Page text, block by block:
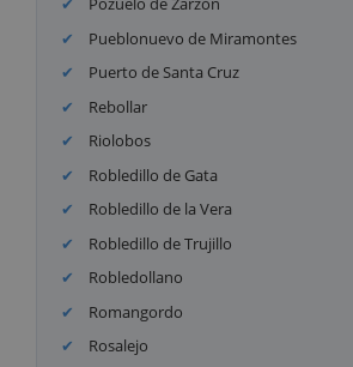
Pueblonuevo de Miramontes
Puerto de Santa Cruz
Rebollar
Riolobos
Robledillo de Gata
Robledillo de la Vera
Robledillo de Trujillo
Robledollano
Romangordo
Rosalejo